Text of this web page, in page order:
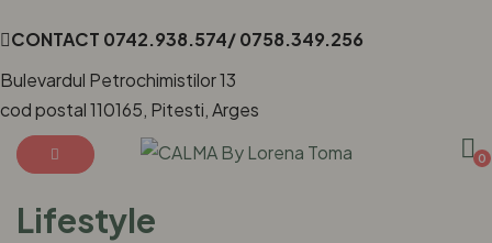
CONTACT 0742.938.574/ 0758.349.256
Bulevardul Petrochimistilor 13
cod postal 110165, Pitesti, Arges
0
Lifestyle